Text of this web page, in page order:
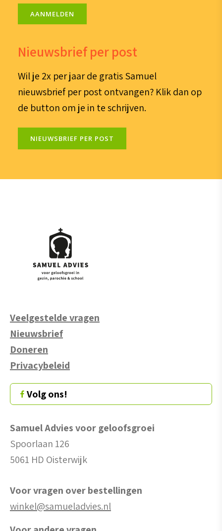
AANMELDEN
Nieuwsbrief per post
Wil je 2x per jaar de gratis Samuel
nieuwsbrief per post ontvangen? Klik dan op
de button om je in te schrijven.
NIEUWSBRIEF PER POST
Veelgestelde vragen
Nieuwsbrief
Doneren
Privacybeleid
Volg ons!
Samuel Advies voor geloofsgroei
Spoorlaan 126
5061 HD Oisterwijk
Voor vragen over bestellingen
winkel@samueladvies.nl